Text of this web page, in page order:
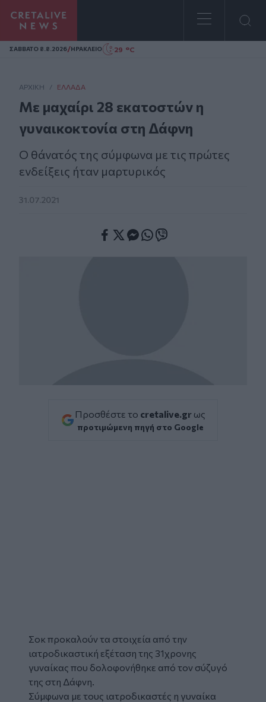
Homepage
ΣAΒΒΑΤΟ 8.8.2026/ΗΡΑΚΛΕΙΟ 29 °C
ΑΡΧΙΚΗ / ΕΛΛΆΔΑ
Με μαχαίρι 28 εκατοστών η
γυναικοκτονία στη Δάφνη
Ο θάνατός της σύμφωνα με τις πρώτες
ενδείξεις ήταν μαρτυρικός
31.07.2021
Προσθέστε το cretalive.gr ως
προτιμώμενη πηγή στο Google
Σοκ προκαλούν τα στοιχεία από την
ιατροδικαστική εξέταση της 31χρονης
γυναίκας που δολοφονήθηκε από τον σύζυγό
της στη Δάφνη.
Σύμφωνα με τους ιατροδικαστές η γυναίκα